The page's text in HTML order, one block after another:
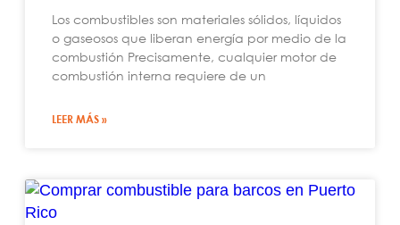
Los combustibles son materiales sólidos, líquidos
o gaseosos que liberan energía por medio de la
combustión Precisamente, cualquier motor de
combustión interna requiere de un
LEER MÁS »